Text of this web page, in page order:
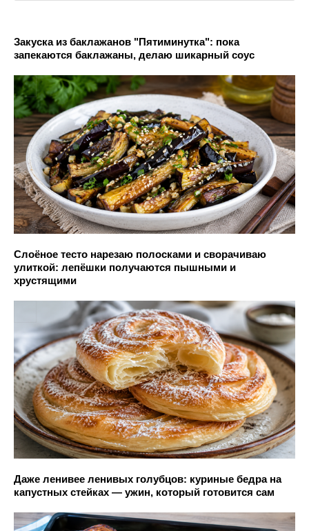
Закуска из баклажанов "Пятиминутка": пока
запекаются баклажаны, делаю шикарный соус
Слоёное тесто нарезаю полосками и сворачиваю
улиткой: лепёшки получаются пышными и
хрустящими
Даже ленивее ленивых голубцов: куриные бедра на
капустных стейках — ужин, который готовится сам